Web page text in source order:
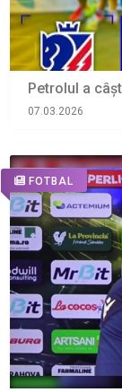
Petrolul a
07.03.2026
FOTBAL